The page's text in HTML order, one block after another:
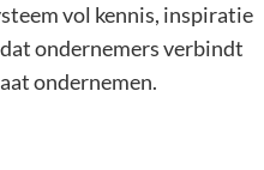
vol kennis, inspiratie
ondernemers verbindt
ondernemen.